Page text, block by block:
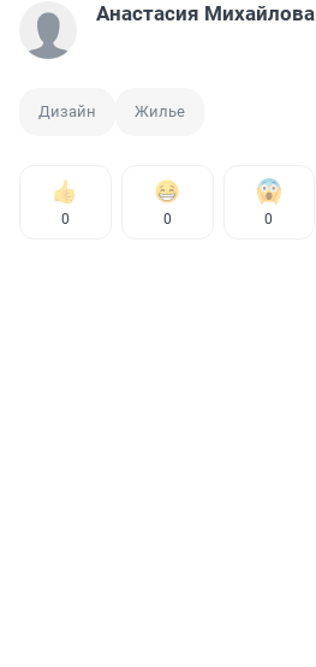
Анастасия Михайлова
Дизайн Жилье
0 0 0